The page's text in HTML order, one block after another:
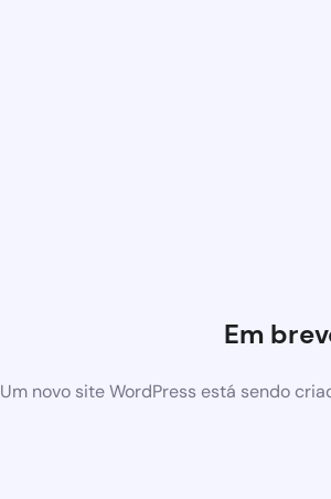
Em
Um novo site WordPress está sendo